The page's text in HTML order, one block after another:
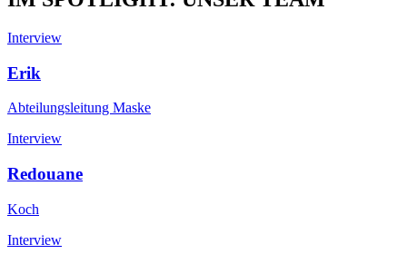
Interview
Erik
Abteilungsleitung Maske
Interview
Redouane
Koch
Interview